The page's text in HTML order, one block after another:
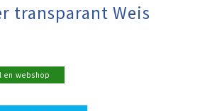
transparant Weis
webshop